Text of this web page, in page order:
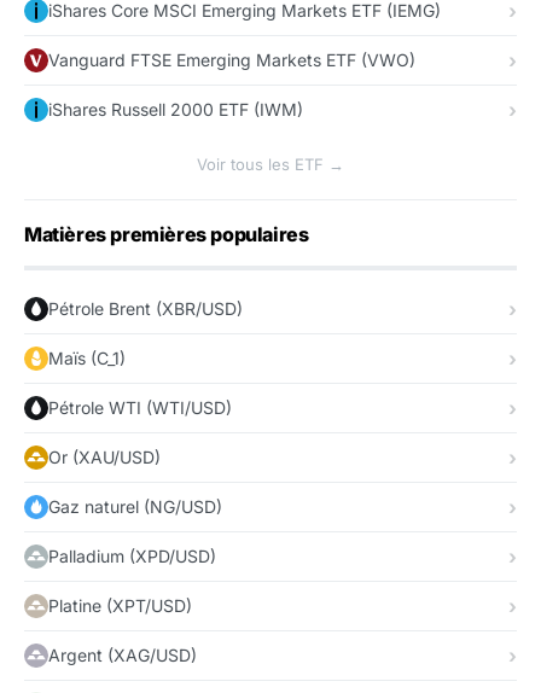
iShares Core MSCI Emerging Markets ETF (IEMG)
Vanguard FTSE Emerging Markets ETF (VWO)
iShares Russell 2000 ETF (IWM)
Voir tous les ETF →
Matières premières populaires
Pétrole Brent (XBR/USD)
Maïs (C_1)
Pétrole WTI (WTI/USD)
Or (XAU/USD)
Gaz naturel (NG/USD)
Palladium (XPD/USD)
Platine (XPT/USD)
Argent (XAG/USD)